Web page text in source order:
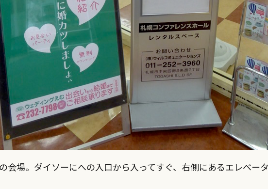
会場。ダイソーにへの入口から入ってすぐ、右側にあるエレベー